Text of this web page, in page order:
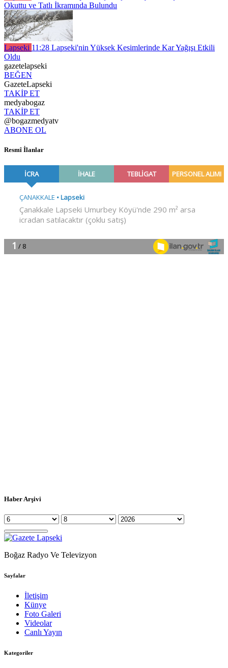
Okuttu ve Tatlı İkramında Bulundu
Lapseki 11:28 Lapseki'nin Yüksek Kesimlerinde Kar Yağışı Etkili
Oldu
gazetelapseki
BEĞEN
GazeteLapseki
TAKİP ET
medyabogaz
TAKİP ET
@bogazmedyatv
ABONE OL
Resmî İlanlar
Haber Arşivi
Boğaz Radyo Ve Televizyon
Sayfalar
İletişim
Künye
Foto Galeri
Videolar
Canlı Yayın
Kategoriler